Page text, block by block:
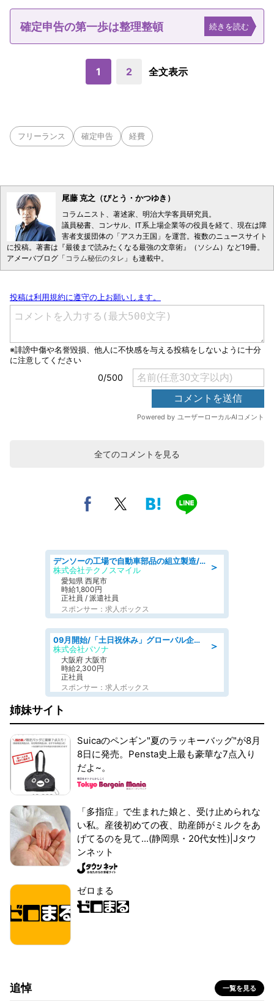
確定申告の第一歩は整理整頓 続きを読む
1 2 全文表示
フリーランス 確定申告 経費
尾藤 克之（びとう・かつゆき）
コラムニスト、著述家、明治大学客員研究員。
議員秘書、コンサル、IT系上場企業等の役員を経て、現在は障
害者支援団体の「アスカ王国」を運営。複数のニュースサイト
に投稿。著書は『最後まで読みたくなる最強の文章術』（ソシム）など19冊。
アメーバブログ「コラム秘伝のタレ 」も連載中。
全てのコメントを見る
＞
デンソーの工場で自動車部品の組立製造/denso aichi
株式会社テクノスマイル
愛知県 西尾市
時給1,800円
正社員 / 派遣社員
スポンサー：求人ボックス
＞
09月開始/「土日祝休み」グローバル企業での産業保健のお仕事/保健師/高時給/残業なし/服装自由
株式会社パソナ
大阪府 大阪市
時給2,300円
正社員
スポンサー：求人ボックス
姉妹サイト
Suicaのペンギン"夏のラッキーバッグ"が8月
8日に発売。Pensta史上最も豪華な7点入り
だよ~。
「多指症」で生まれた娘と、受け止められな
い私。産後初めての夜、助産師がミルクをあ
げてるのを見て...(静岡県・20代女性)|Jタウ
ンネット
ゼロまる
追悼 一覧を見る